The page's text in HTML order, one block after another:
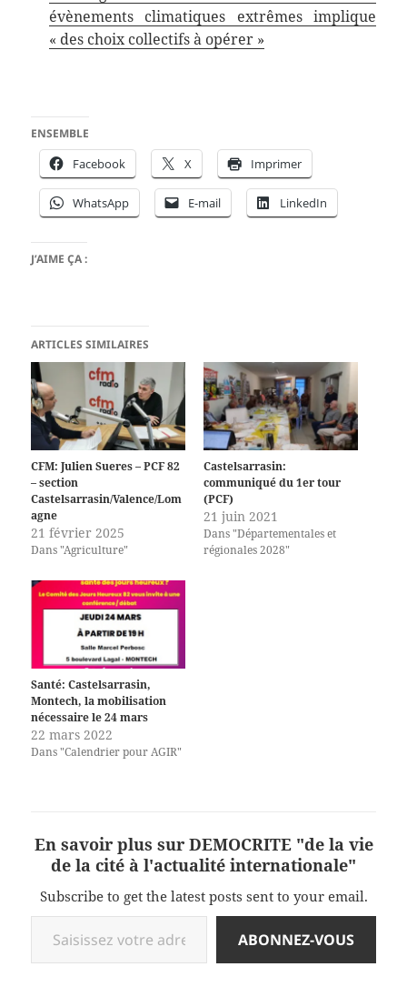
évènements climatiques extrêmes implique
« des choix collectifs à opérer »
ENSEMBLE
Facebook X Imprimer
WhatsApp E-mail LinkedIn
J’AIME ÇA :
ARTICLES SIMILAIRES
CFM: Julien Sueres – PCF 82
– section
Castelsarrasin/Valence/Lom
agne
21 février 2025
Dans "Agriculture"
Castelsarrasin:
communiqué du 1er tour
(PCF)
21 juin 2021
Dans "Départementales et
régionales 2028"
Santé: Castelsarrasin,
Montech, la mobilisation
nécessaire le 24 mars
22 mars 2022
Dans "Calendrier pour AGIR"
En savoir plus sur DEMOCRITE "de la vie
de la cité à l'actualité internationale"
Subscribe to get the latest posts sent to your email.
Saisissez votre adresse e-mail…
ABONNEZ-VOUS